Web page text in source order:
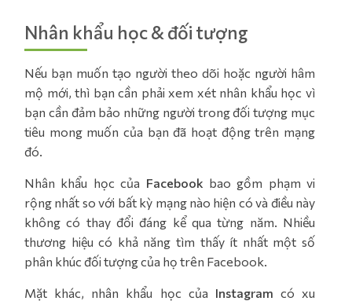
Nhân khẩu học & đối tượng
Nếu bạn muốn tạo người theo dõi hoặc người hâm
mộ mới, thì bạn cần phải xem xét nhân khẩu học vì
bạn cần đảm bảo những người trong đối tượng mục
tiêu mong muốn của bạn đã hoạt động trên mạng
đó.
Nhân khẩu học của Facebook bao gồm phạm vi
rộng nhất so với bất kỳ mạng nào hiện có và điều này
không có thay đổi đáng kể qua từng năm. Nhiều
thương hiệu có khả năng tìm thấy ít nhất một số
phân khúc đối tượng của họ trên Facebook.
Mặt khác, nhân khẩu học của Instagram có xu